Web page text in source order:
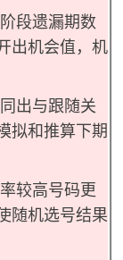
段遗漏期数
出机会值，机
出与跟随关
拟和推算下期
较高号码更
随机选号结果